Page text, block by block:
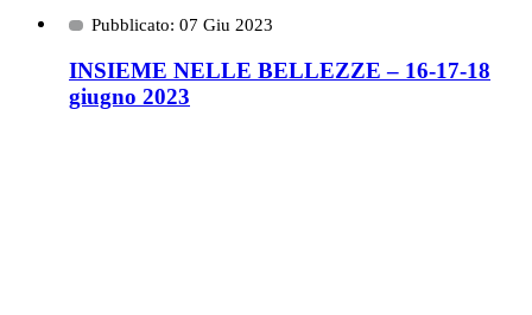
Pubblicato: 07 Giu 2023
INSIEME NELLE BELLEZZE – 16-17-18
giugno 2023